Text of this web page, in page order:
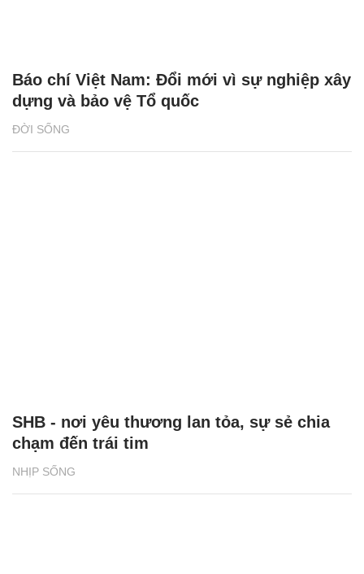
ĐỜI SỐNG
Báo chí Việt Nam: Đổi mới vì sự nghiệp xây
dựng và bảo vệ Tổ quốc
NHỊP SỐNG
SHB - nơi yêu thương lan tỏa, sự sẻ chia
chạm đến trái tim